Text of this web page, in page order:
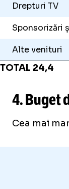
Drepturi TV
Sponsorizări
Alte venituri
TOTAL 24,4
4. Buget
Cea mai